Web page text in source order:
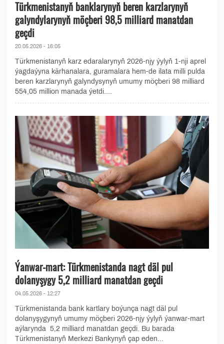
Türkmenistanyň banklarynyň beren karzlarynyň
galyndylarynyň möçberi 98,5 milliard manatdan
geçdi
20.05.2026 - 16:05
Türkmenistanyň karz edaralarynyň 2026-njy ýylyň 1-nji aprel
ýagdaýyna kärhanalara, guramalara hem-de ilata milli pulda
beren karzlarynyň galyndysynyň umumy möçberi 98 milliard
554,05 million manada ýetdi....
Ýanwar-mart: Türkmenistanda nagt däl pul
dolanyşygy 5,2 milliard manatdan geçdi
04.05.2026 - 12:27
Türkmenistanda bank kartlary boýunça nagt däl pul
dolanyşygynyň umumy möçberi 2026-njy ýylyň ýanwar-mart
aýlarynda 5,2 milliard manatdan geçdi. Bu barada
Türkmenistanyň Merkezi Bankynyň çap eden...